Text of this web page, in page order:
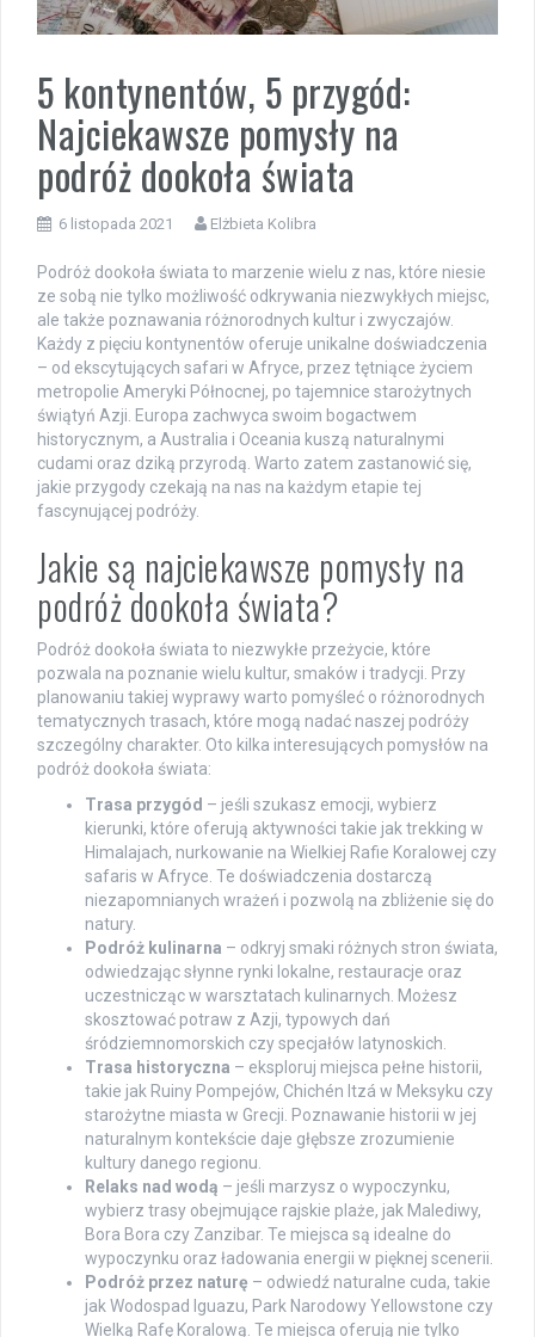
5 kontynentów, 5 przygód:
Najciekawsze pomysły na
podróż dookoła świata
6 listopada 2021 Elżbieta Kolibra
Podróż dookoła świata to marzenie wielu z nas, które niesie
ze sobą nie tylko możliwość odkrywania niezwykłych miejsc,
ale także poznawania różnorodnych kultur i zwyczajów.
Każdy z pięciu kontynentów oferuje unikalne doświadczenia
– od ekscytujących safari w Afryce, przez tętniące życiem
metropolie Ameryki Północnej, po tajemnice starożytnych
świątyń Azji. Europa zachwyca swoim bogactwem
historycznym, a Australia i Oceania kuszą naturalnymi
cudami oraz dziką przyrodą. Warto zatem zastanowić się,
jakie przygody czekają na nas na każdym etapie tej
fascynującej podróży.
Jakie są najciekawsze pomysły na
podróż dookoła świata?
Podróż dookoła świata to niezwykłe przeżycie, które
pozwala na poznanie wielu kultur, smaków i tradycji. Przy
planowaniu takiej wyprawy warto pomyśleć o różnorodnych
tematycznych trasach, które mogą nadać naszej podróży
szczególny charakter. Oto kilka interesujących pomysłów na
podróż dookoła świata:
Trasa przygód – jeśli szukasz emocji, wybierz
kierunki, które oferują aktywności takie jak trekking w
Himalajach, nurkowanie na Wielkiej Rafie Koralowej czy
safaris w Afryce. Te doświadczenia dostarczą
niezapomnianych wrażeń i pozwolą na zbliżenie się do
natury.
Podróż kulinarna – odkryj smaki różnych stron świata,
odwiedzając słynne rynki lokalne, restauracje oraz
uczestnicząc w warsztatach kulinarnych. Możesz
skosztować potraw z Azji, typowych dań
śródziemnomorskich czy specjałów latynoskich.
Trasa historyczna – eksploruj miejsca pełne historii,
takie jak Ruiny Pompejów, Chichén Itzá w Meksyku czy
starożytne miasta w Grecji. Poznawanie historii w jej
naturalnym kontekście daje głębsze zrozumienie
kultury danego regionu.
Relaks nad wodą – jeśli marzysz o wypoczynku,
wybierz trasy obejmujące rajskie plaże, jak Malediwy,
Bora Bora czy Zanzibar. Te miejsca są idealne do
wypoczynku oraz ładowania energii w pięknej scenerii.
Podróż przez naturę – odwiedź naturalne cuda, takie
jak Wodospad Iguazu, Park Narodowy Yellowstone czy
Wielką Rafę Koralową. Te miejsca oferują nie tylko